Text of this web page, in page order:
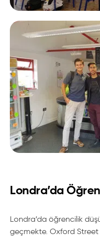
Londra’da
Londra’da öğrencilik
geçmekte. Oxford